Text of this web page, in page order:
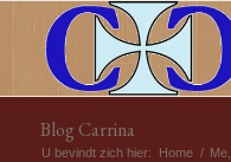
Blog Carrina
U bevindt zich hier: Home /